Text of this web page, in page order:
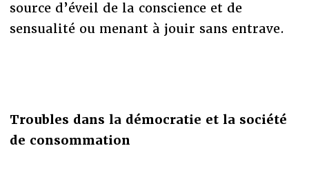
source d’éveil de la conscience et de
sensualité ou menant à jouir sans entrave.
Troubles dans la démocratie et la société
de consommation